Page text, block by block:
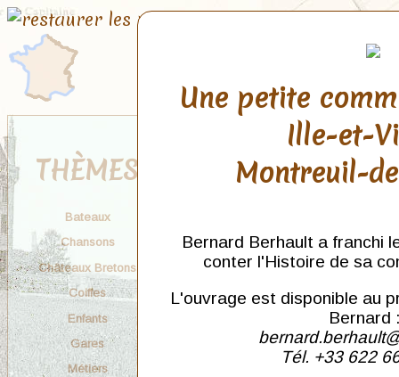
THÈMES
Bateaux
Chansons
Châteaux Bretons
Coiffes
Enfants
Gares
Métiers
Une petite
Ille-et-
Montreuil-
Bernard Berhault a franchi
conter l'Histoire de sa
L'ouvrage est disponible au
Bernard
Tél. +33 622